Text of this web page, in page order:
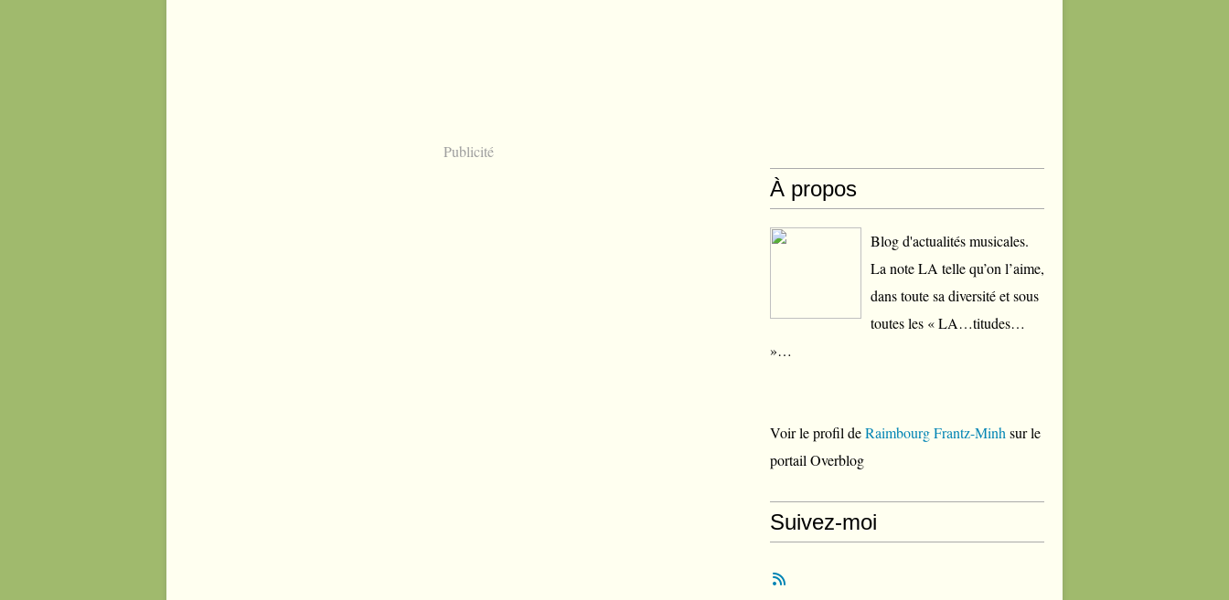
Publicité
À propos
Blog d'actualités musicales.
La note LA telle qu’on l’aime,
dans toute sa diversité et sous
toutes les « LA…titudes…
»…
Voir le profil deRaimbourg Frantz-Minh sur le
portail Overblog
Suivez-moi